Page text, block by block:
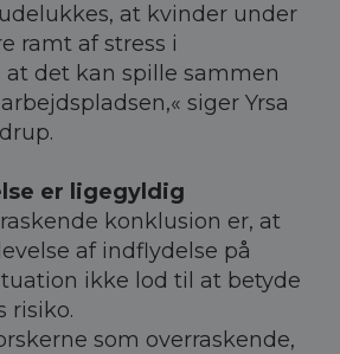
at kvinder under
ramt af stress i
det kan spille sammen
siger Yrsa
er ligegyldig
konklusion er, at
af indflydelse på
ikke lod til at betyde
risiko.
som overraskende,